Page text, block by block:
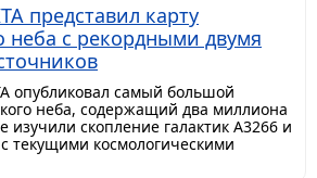
представил карту
неба с рекордными двумя
опубликовал самый большой
неба, содержащий два миллиона
изучили скопление галактик A3266 и
текущими космологическими